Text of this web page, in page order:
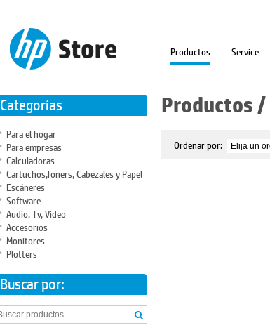
Productos Service
Categorías
Para el hogar
Para empresas
Calculadoras
Cartuchos,Toners, Cabezales y Papel
Escáneres
Software
Audio, Tv, Video
Accesorios
Monitores
Plotters
Buscar por:
Productos/
Ordenar por: